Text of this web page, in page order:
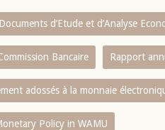
Documents d’Etude et d’Analyse
Bancaire Rapport
adossés à la monnaie
Policy in WAMU